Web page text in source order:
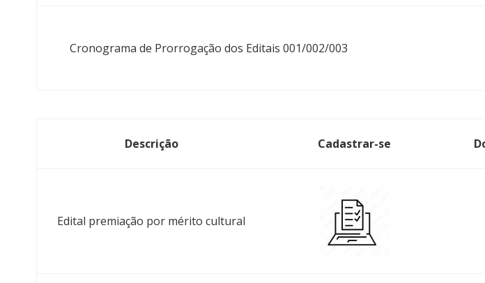
Cronograma de Prorrogação dos Editais 001/002/003
Descrição Cadastrar-se
Edital premiação por mérito cultural